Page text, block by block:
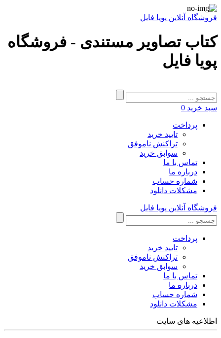
فروشگاه آنلاین پویا فایل
کتاب تصاویر مستندی - فروشگاه
پویا فایل
سبد خرید 0
پرداخت
تایید خرید
تراکنش ناموفق
سوابق خرید
تماس با ما
درباره ما
شماره حساب
مشکلات دانلود
فروشگاه آنلاین پویا فایل
پرداخت
تایید خرید
تراکنش ناموفق
سوابق خرید
تماس با ما
درباره ما
شماره حساب
مشکلات دانلود
اطلاعیه های سایت